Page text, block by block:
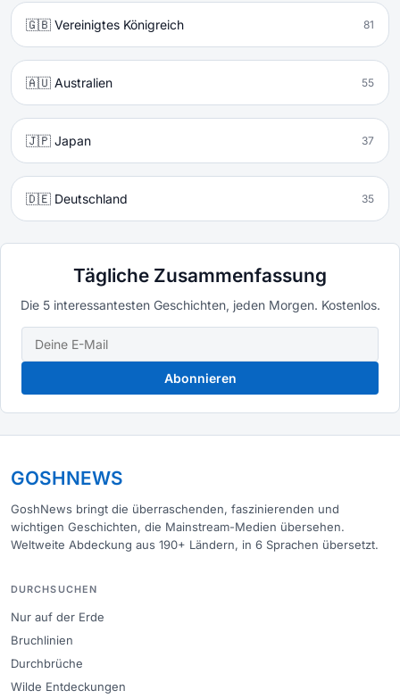
🇬🇧 Vereinigtes Königreich 81
🇦🇺 Australien 55
🇯🇵 Japan 37
🇩🇪 Deutschland 35
Tägliche Zusammenfassung
Die 5 interessantesten Geschichten, jeden Morgen. Kostenlos.
Abonnieren
GOSHNEWS
GoshNews bringt die überraschenden, faszinierenden und
wichtigen Geschichten, die Mainstream-Medien übersehen.
Weltweite Abdeckung aus 190+ Ländern, in 6 Sprachen übersetzt.
DURCHSUCHEN
Nur auf der Erde
Bruchlinien
Durchbrüche
Wilde Entdeckungen